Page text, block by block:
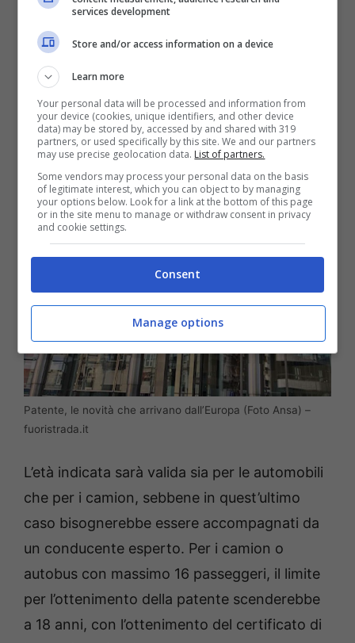
Secondo i nuovi dettami, il nuovolimite per il
conseguimento della patente potrebbe
essere di
prevede la possibilità di sostenere l’esame al
compimento del 16° anno di età, quindi più o
meno in linea con quanto proposto dalla
nuova riforma UE.
Patente, le novità che arrivano dall’Europa (Foto Ansa) –
fuoristrada.it
L’età indicata sarà valida sia per le automobili
che per i camion, sebbene in quest’ultimo
caso bisognerebbe essere accompagnati da
un conducente esperto. Per i camion o
autobus con massimo 16 passeggeri, il limite
per l’ottenimento della patente scenderebbe
a 18 anni, con l’ottenimento del certificato di
services development
Store and/or access information on a device
Learn more
Your personal data will be processed and information from
your device (cookies, unique identifiers, and other device
data) may be stored by, accessed by and shared with 319
partners, or used specifically by this site. We and our partners
may use precise geolocation data. List of partners.
Some vendors may process your personal data on the basis
of legitimate interest, which you can object to by managing
your options below. Look for a link at the bottom of this page
or in the site menu to manage or withdraw consent in privacy
and cookie settings.
Consent
Manage options